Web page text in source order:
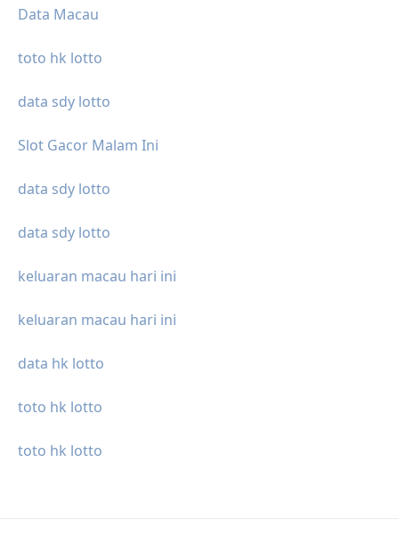
Data Macau
toto hk lotto
data sdy lotto
Slot Gacor Malam Ini
data sdy lotto
data sdy lotto
keluaran macau hari ini
keluaran macau hari ini
data hk lotto
toto hk lotto
toto hk lotto